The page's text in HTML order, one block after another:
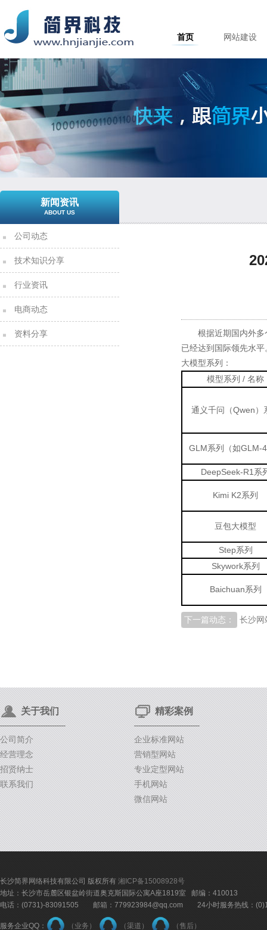
首页 网站建设
新闻资讯
ABOUT US
公司动态
技术知识分享
行业资讯
电商动态
资料分享
根据近期国内外
已经达到国际领先水
大模型系列：
模型系列 / 名称
通义千问（Qwen）
GLM系列（如GLM-
DeepSeek-R1系
Kimi K2系列
豆包大模型
Step系列
Skywork系列
Baichuan系列
下一篇动态： 长沙网
关于我们
公司简介
经营理念
招贤纳士
联系我们
精彩案例
企业标准网站
营销型网站
专业定型网站
手机网站
微信网站
长沙简界网络科技有限公司 版权所有 湘ICP备15008928号
地址：长沙市岳麓区银盆岭街道奥克斯国际公寓A座1819室 邮编：410013
电话：(0731)-83091505 邮箱：779923984@qq.com 24小时服务热线：
服务企业QQ： （业务） （渠道） （售后）